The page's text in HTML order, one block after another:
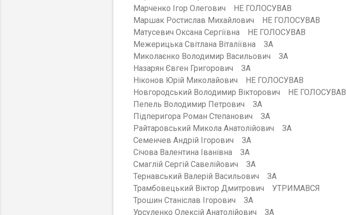
Марченко Ігор Олегович НЕ ГОЛОСУВАВ
Маршак Ростислав Михайлович НЕ ГОЛОСУВАВ
Матусевич Оксана Сергіївна НЕ ГОЛОСУВАВ
Межерицька Світлана Віталіївна ЗА
Миколаєнко Володимир Васильович ЗА
Назарян Євген Григорович ЗА
Ніконов Юрій Миколайович НЕ ГОЛОСУВАВ
Новгородський Володимир Вікторович НЕ ГОЛОСУВАВ
Пепель Володимир Петрович ЗА
Підперигора Роман Степанович ЗА
Райтаровський Микола Анатолійович ЗА
Семенчев Андрій Ігорович ЗА
Січова Валентина Іванівна ЗА
Смаглій Сергій Савелійович ЗА
Тернавський Валерій Васильович ЗА
Трамбовецький Віктор Дмитрович УТРИМАВСЯ
Трошин Станіслав Ігорович ЗА
Урсуленко Олексій Анатолійович ЗА